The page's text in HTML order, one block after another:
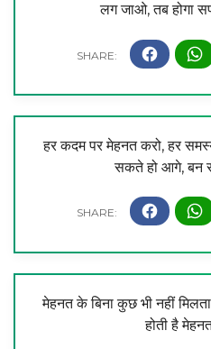
लग जाओ, तब होगा
हर कदम पर मेहनत करो, हर
सकते हो आगे, बन
मेहनत के बिना कुछ भी नहीं
होती है